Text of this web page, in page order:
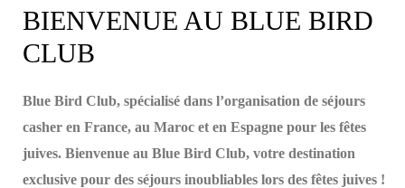
BIENVENUE AU BLUE BIRD
CLUB
Blue Bird Club, spécialisé dans l’organisation de séjours
casher en France, au Maroc et en Espagne pour les fêtes
juives. Bienvenue au Blue Bird Club, votre destination
exclusive pour des séjours inoubliables lors des fêtes juives !